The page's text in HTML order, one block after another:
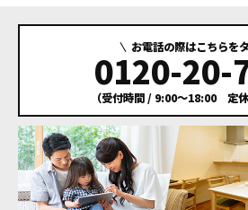
お電話の際はこちらを
0120-20-
（受付時間 / 9:00～18:00 定休